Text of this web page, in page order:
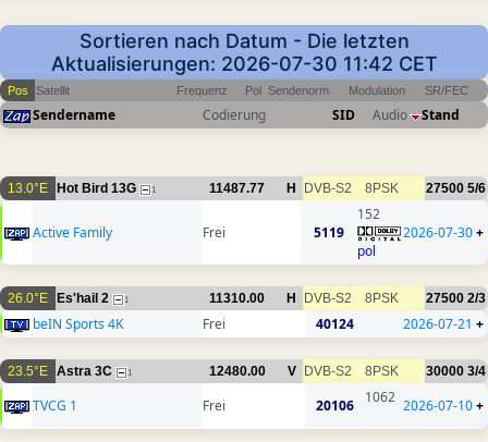
Sortieren nach Datum - Die letzten
Aktualisierungen: 2026-07-30 11:42 CET
Pos Satellit Frequenz Pol Sendenorm Modulation SR/FEC
Sendername Codierung SID Audio Stand
13.0°E Hot Bird 13G 1 11487.77 H DVB-S2 8PSK 27500 5/6
Active Family Frei 5119
152
pol
2026-07-30+
26.0°E Es'hail 2 1 11310.00 H DVB-S2 8PSK 27500 2/3
beIN Sports 4K Frei 40124 2026-07-21 +
23.5°E Astra 3C 1 12480.00 V DVB-S2 8PSK 30000 3/4
TVCG 1 Frei 20106 1062 2026-07-10+